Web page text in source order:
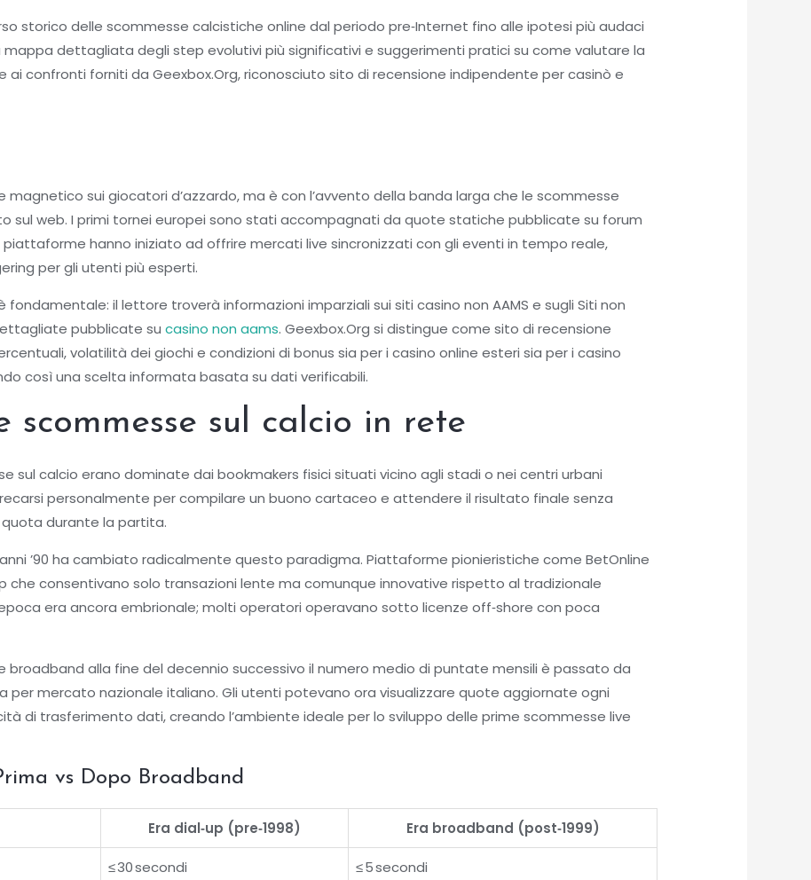
storico delle scommesse calcistiche online dal periodo pre‑Internet fino alle ipotesi più audaci
mappa dettagliata degli step evolutivi più significativi e suggerimenti pratici su come valutare la
ai confronti forniti da Geexbox.Org, riconosciuto sito di recensione indipendente per casinò e
sui giocatori d’azzardo, ma è con l’avvento della banda larga che le scommesse
sul web. I primi tornei europei sono stati accompagnati da quote statiche pubblicate su forum
hanno iniziato ad offrire mercati live sincronizzati con gli eventi in tempo reale,
per gli utenti più esperti.
il lettore troverà informazioni imparziali sui siti casino non AAMS e sugli Siti non
pubblicate sucasino non aams. Geexbox.Org si distingue come sito di recensione
volatilità dei giochi e condizioni di bonus sia per i casino online esteri sia per i casino
così una scelta informata basata su dati verificabili.
scommesse sul calcio in rete
sul calcio erano dominate dai bookmakers fisici situati vicino agli stadi o nei centri urbani
personalmente per compilare un buono cartaceo e attendere il risultato finale senza
durante la partita.
anni ’90 ha cambiato radicalmente questo paradigma. Piattaforme pionieristiche come BetOnline
che consentivano solo transazioni lente ma comunque innovative rispetto al tradizionale
era ancora embrionale; molti operatori operavano sotto licenze off‑shore con poca
broadband alla fine del decennio successivo il numero medio di puntate mensili è passato da
per mercato nazionale italiano. Gli utenti potevano ora visualizzare quote aggiornate ogni
di trasferimento dati, creando l’ambiente ideale per lo sviluppo delle prime scommesse live
vs Dopo Broadband
Era dial‑up (pre‑1998) Era broadband (post‑1999)
≤ 30 secondi ≤ 5 secondi